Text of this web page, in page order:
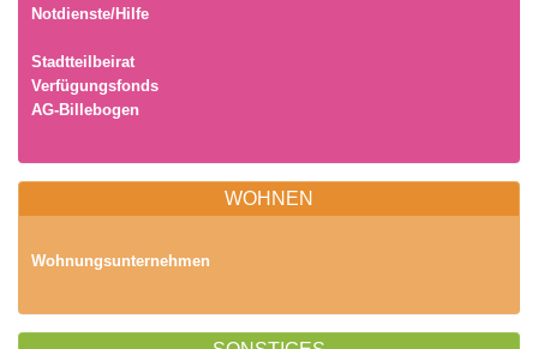
Notdienste/Hilfe
Stadtteilbeirat
Verfügungsfonds
AG-Billebogen
WOHNEN
Wohnungsunternehmen